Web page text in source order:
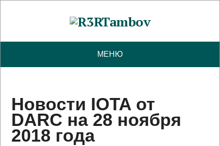
МЕНЮ
Новости IOTA от
DARC на 28 ноября
2018 года